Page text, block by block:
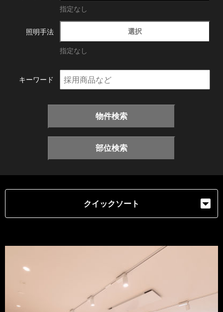
指定なし
照明手法 選択
指定なし
キーワード
物件検索
部位検索
クイックソート